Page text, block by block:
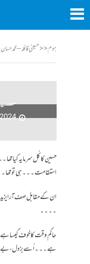
ہوم<<حسینی قافلہ – محمد حسان
حسین کا کُل سرمایہ کیا
استقامت ۔۔۔ ہی تو تھا ۔
ان کے مقابل صف آرا
۔۔۔۔
حاکم وقت کا خوف کیسا ہے
ہے ۔۔۔ اُسے بزدل ، بے